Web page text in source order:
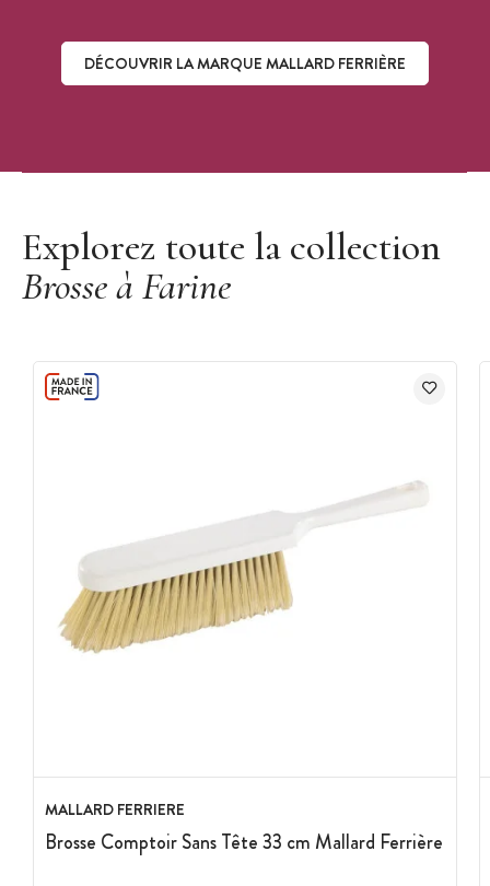
DÉCOUVRIR LA MARQUE MALLARD FERRIÈRE
Explorez toute la collection
Brosse à Farine
MALLARD FERRIERE
Brosse Comptoir Sans Tête 33 cm Mallard Ferrière